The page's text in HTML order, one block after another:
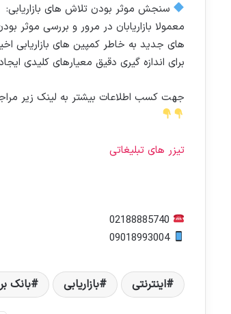
سنجش موثر بودن تلاش های بازاریابی:
معمولا بازاریابان در مرور و بررسی
های جدید به خاطر کمپین های بازاریابی
برای اندازه گیری دقیق معیارهای کلیدی
جهت کسب اطلاعات بیشتر به لینک زیر
تیزر های تبلیغاتی
09018993004
اینترنتی بازاریابی بانک